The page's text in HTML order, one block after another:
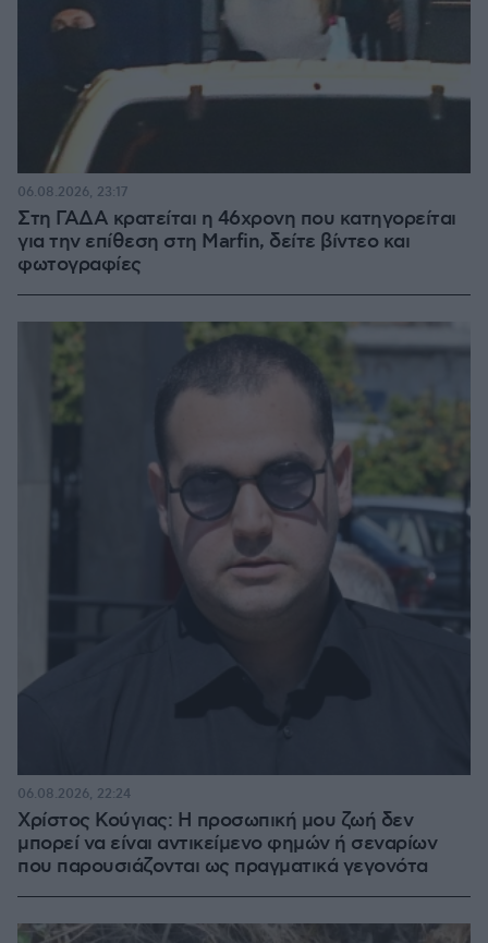
Στη ΓΑΔΑ κρατείται η 46χρονη που κατηγορείται
για την επίθεση στη Marfin, δείτε βίντεο και
φωτογραφίες
06.08.2026, 23:17
Χρίστος Κούγιας: Η προσωπική μου ζωή δεν
μπορεί να είναι αντικείμενο φημών ή σεναρίων
που παρουσιάζονται ως πραγματικά γεγονότα
06.08.2026, 22:24